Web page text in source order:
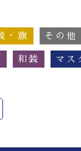
・旗 その他
和装 マス